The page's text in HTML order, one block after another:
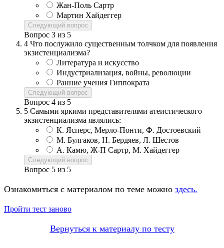
Жан-Поль Сартр
Мартин Хайдеггер
Следующий вопрос
Вопрос 3 из 5
4 Что послужило существенным толчком для появления
экзистенциализма?
Литература и искусство
Индустриализация, войны, революции
Ранние учения Гиппократа
Следующий вопрос
Вопрос 4 из 5
5 Самыми яркими представителями атеистического
экзистенциализма являлись:
К. Ясперс, Мерло-Понти, Ф. Достоевский
М. Булгаков, Н. Бердяев, Л. Шестов
А. Камю, Ж-П Сартр, М. Хайдеггер
Следующий вопрос
Вопрос 5 из 5
Ознакомиться с материалом по теме можно здесь.
Пройти тест заново
Вернуться к материалу по тесту